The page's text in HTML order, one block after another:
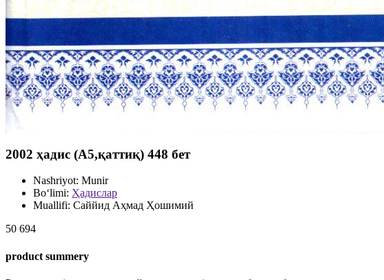
2002 ҳадис (A5,қаттиқ) 448 бет
Nashriyot: Munir
Bo‘limi: Ҳадислар
Muallifi: Саййид Аҳмад Ҳошимий
50 694
product summery